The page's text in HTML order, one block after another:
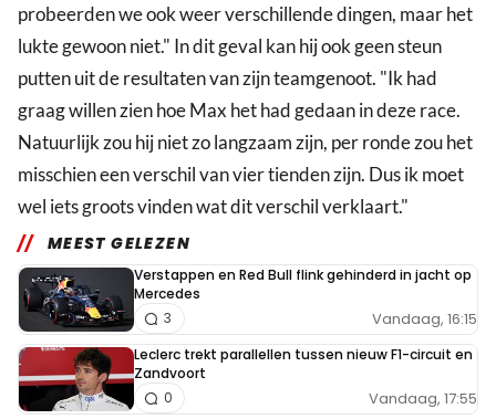
probeerden we ook weer verschillende dingen, maar het
lukte gewoon niet." In dit geval kan hij ook geen steun
putten uit de resultaten van zijn teamgenoot. "Ik had
graag willen zien hoe Max het had gedaan in deze race.
Natuurlijk zou hij niet zo langzaam zijn, per ronde zou het
misschien een verschil van vier tienden zijn. Dus ik moet
wel iets groots vinden wat dit verschil verklaart."
MEEST GELEZEN
Verstappen en Red Bull flink gehinderd in jacht op
Mercedes
Vandaag, 16:15
3
Leclerc trekt parallellen tussen nieuw F1-circuit en
Zandvoort
Vandaag, 17:55
0